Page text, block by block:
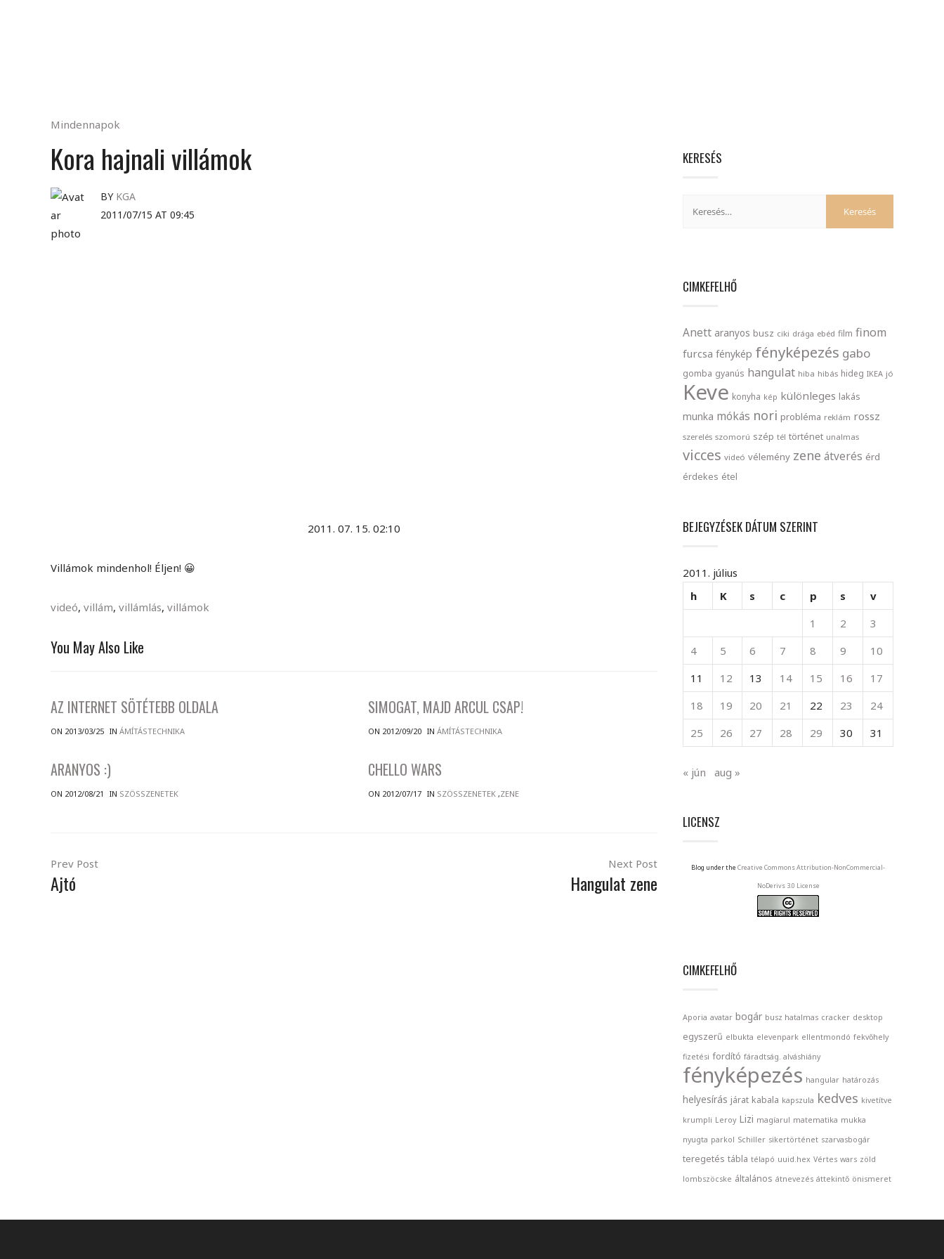
Mindennapok
Kora hajnali villámok
BY KGA
2011/07/15 AT 09:45
2011. 07. 15. 02:10
Villámok mindenhol! Éljen! 😀
videó, villám, villámlás, villámok
You May Also Like
AZ INTERNET SÖTÉTEBB OLDALA
ON 2013/03/25 IN ÁMÍTÁSTECHNIKA
SIMOGAT, MAJD ARCUL CSAP!
ON 2012/09/20 INÁMÍTÁSTECHNIKA
ARANYOS :)
ON 2012/08/21 IN SZÖSSZENETEK
CHELLO WARS
ON 2012/07/17 IN SZÖSSZENETEK ,ZENE
Prev Post
Ajtó
Next Post
Hangulat zene
KERESÉS
CIMKEFELHŐ
Anett aranyos busz ciki drága ebéd film finom
furcsa fénykép fényképezés gabo
gomba gyanús hangulat hiba hibás hideg IKEA jó
Keve konyha kép különleges lakás
munka mókás nori probléma reklám rossz
szerelés szomorú szép tél történet unalmas
vicces videó vélemény zene átverés érd
érdekes étel
BEJEGYZÉSEK DÁTUM SZERINT
2011. július
h
K s c p s
v
1
2
3
4
5 6 7 8 9
10
11
12 13 14 15 16
17
18
19 20 21 22 23
24
25
26 27 28 29 30 31
« jún aug »
LICENSZ
Blog under the Creative Commons Attribution-NonCommercial-
NoDerivs 3.0 License
CIMKEFELHŐ
Aporia avatar bogár busz hatalmas cracker desktop
egyszerű elbukta elevenpark ellentmondó fekvőhely
fizetési fordító fáradtság. alváshiány
fényképezés hangular határozás
helyesírás járat kabala kapszula kedves kivetítve
krumpli Leroy Lizi magíarul matematika mukka
nyugta parkol Schiller sikertörténet szarvasbogár
teregetés tábla télapó uuid.hex Vértes wars zöld
lombszöcske általános átnevezés áttekintő önismeret